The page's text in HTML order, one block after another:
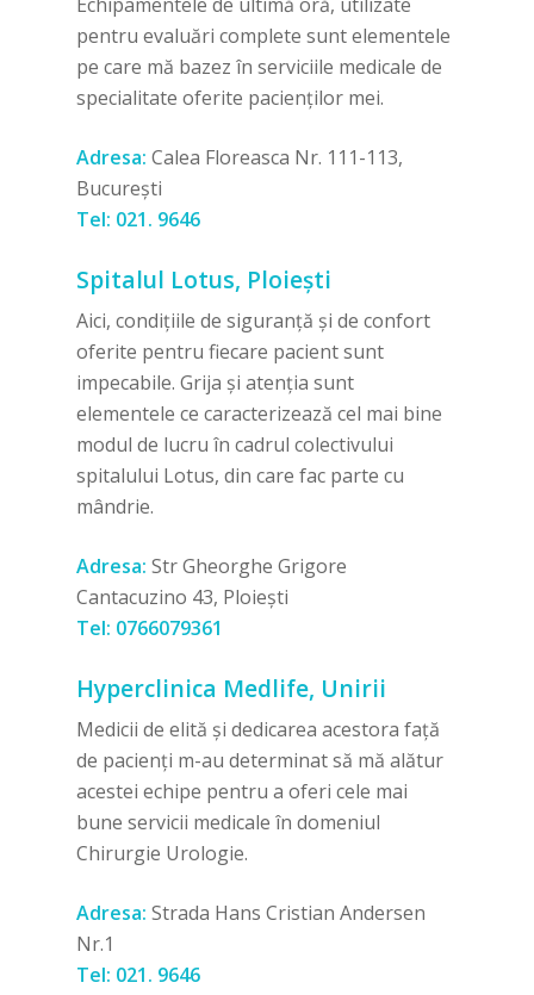
pentru evaluări complete sunt elementele
pe care mă bazez în serviciile medicale de
specialitate oferite pacienților mei.
Adresa: Calea Floreasca Nr. 111-113,
București
Tel: 021. 9646
Spitalul Lotus, Ploiești
Aici, condițiile de siguranță și de confort
oferite pentru fiecare pacient sunt
impecabile. Grija și atenția sunt
elementele ce caracterizează cel mai bine
modul de lucru în cadrul colectivului
spitalului Lotus, din care fac parte cu
mândrie.
Adresa: Str Gheorghe Grigore
Cantacuzino 43, Ploiești
Tel: 0766079361
Hyperclinica Medlife, Unirii
Medicii de elită și dedicarea acestora față
de pacienți m-au determinat să mă alătur
acestei echipe pentru a oferi cele mai
bune servicii medicale în domeniul
Chirurgie Urologie.
Adresa: Strada Hans Cristian Andersen
Nr.1
Tel: 021. 9646